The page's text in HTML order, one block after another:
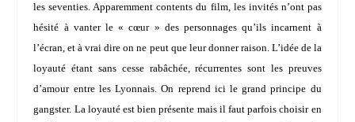
les seventies. Apparemment contents du film, les invités n’ont pas
hésité à vanter le « cœur » des personnages qu’ils incarnent à
l’écran, et à vrai dire on ne peut que leur donner raison. L’idée de la
loyauté étant sans cesse rabâchée, récurrentes sont les preuves
d’amour entre les Lyonnais. On reprend ici le grand principe du
gangster. La loyauté est bien présente mais il faut parfois choisir en